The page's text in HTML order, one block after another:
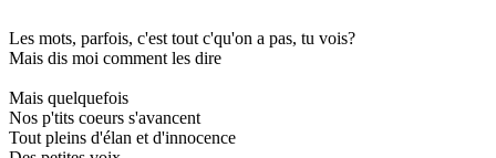
Les mots, parfois, c'est tout c'qu'on a pas, tu vois?
Mais dis moi comment les dire
Mais quelquefois
Nos p'tits coeurs s'avancent
Tout pleins d'élan et d'innocence